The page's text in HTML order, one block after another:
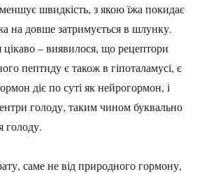
швидкість, з якою їжа покидає
на довше затримується в шлунку.
– виявилося, що рецептори
пептиду є також в гіпоталамусі, є
діє по суті як нейрогормон, і
голоду, таким чином буквально
голоду.
саме не від природного гормону,